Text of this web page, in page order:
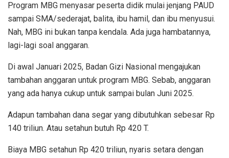
Program MBG menyasar peserta didik mulai jenjang PAUD
sampai SMA/sederajat, balita, ibu hamil, dan ibu menyusui.
Nah, MBG ini bukan tanpa kendala. Ada juga hambatannya,
lagi-lagi soal anggaran.
Di awal Januari 2025, Badan Gizi Nasional mengajukan
tambahan anggaran untuk program MBG. Sebab, anggaran
yang ada hanya cukup untuk sampai bulan Juni 2025.
Adapun tambahan dana segar yang dibutuhkan sebesar Rp
140 triliun. Atau setahun butuh Rp 420 T.
Biaya MBG setahun Rp 420 triliun, nyaris setara dengan